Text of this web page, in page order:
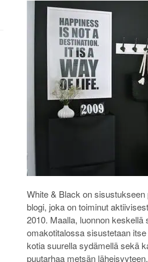
White & Black on sisustukseen
blogi, joka on toiminut
2010. Maalla, luonnon keskellä
omakotitalossa sisustetaan
kotia suurella sydämellä sekä
puutarhaa metsän